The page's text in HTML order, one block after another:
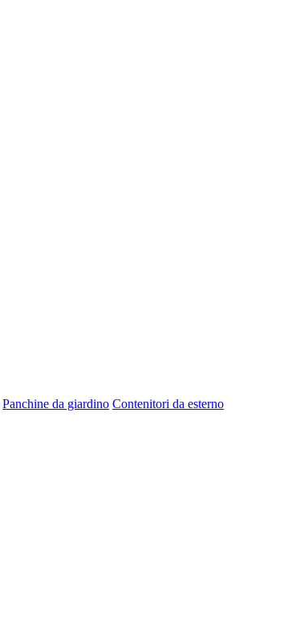
Panchine da giardino Contenitori da esterno